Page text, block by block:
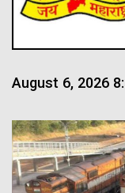
August 6, 2026